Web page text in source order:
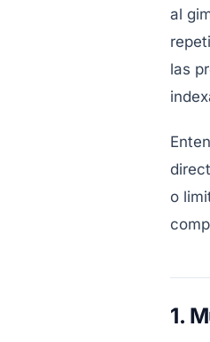
al
las
o
1.